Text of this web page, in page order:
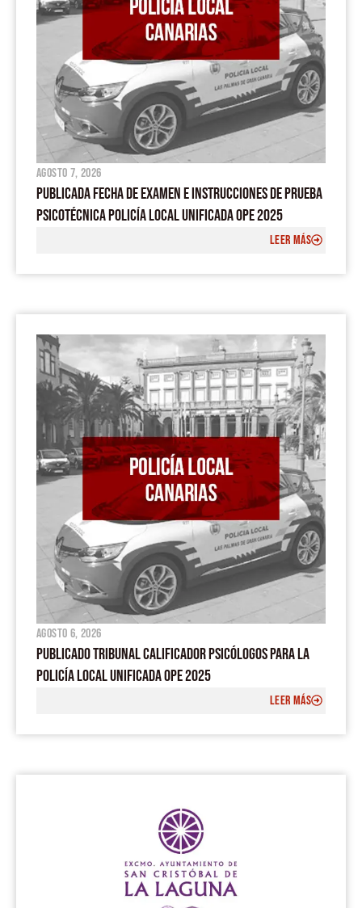
agosto 7, 2026
PUBLICADA FECHA DE EXAMEN E INSTRUCCIONES DE PRUEBA
PSICOTÉCNICA POLICÍA LOCAL UNIFICADA OPE 2025
LEER MÁS
agosto 6, 2026
PUBLICADO TRIBUNAL CALIFICADOR PSICÓLOGOS PARA LA
POLICÍA LOCAL UNIFICADA OPE 2025
LEER MÁS